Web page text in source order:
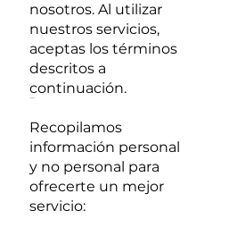
nosotros. Al utilizar
nuestros servicios,
aceptas los términos
descritos a
continuación.
Recopilamos
información personal
y no personal para
ofrecerte un mejor
servicio: